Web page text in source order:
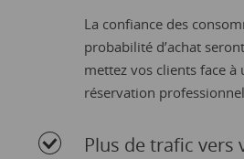
La confiance des
probabilité d’achat
mettez vos clients face à
réservation
Plus de trafic vers